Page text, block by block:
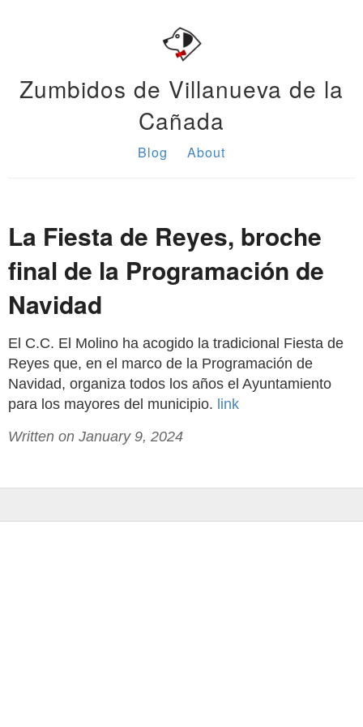
Zumbidos de Villanueva de la
Cañada
Blog About
La Fiesta de Reyes, broche
final de la Programación de
Navidad
El C.C. El Molino ha acogido la tradicional Fiesta de
Reyes que, en el marco de la Programación de
Navidad, organiza todos los años el Ayuntamiento
para los mayores del municipio. link
Written on January 9, 2024